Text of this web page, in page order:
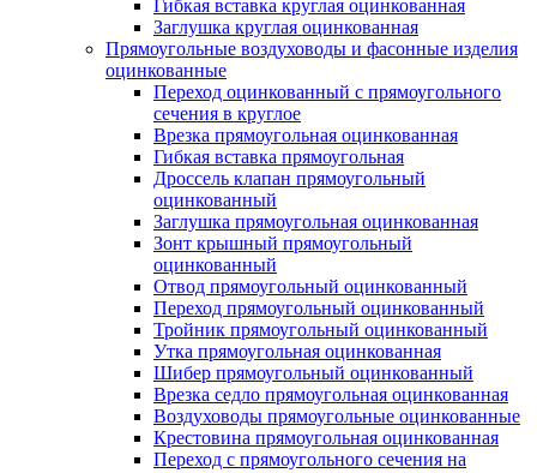
Гибкая вставка круглая оцинкованная
Заглушка круглая оцинкованная
Прямоугольные воздуховоды и фасонные изделия
оцинкованные
Переход оцинкованный с прямоугольного
сечения в круглое
Врезка прямоугольная оцинкованная
Гибкая вставка прямоугольная
Дроссель клапан прямоугольный
оцинкованный
Заглушка прямоугольная оцинкованная
Зонт крышный прямоугольный
оцинкованный
Отвод прямоугольный оцинкованный
Переход прямоугольный оцинкованный
Тройник прямоугольный оцинкованный
Утка прямоугольная оцинкованная
Шибер прямоугольный оцинкованный
Врезка седло прямоугольная оцинкованная
Воздуховоды прямоугольные оцинкованные
Крестовина прямоугольная оцинкованная
Переход с прямоугольного сечения на